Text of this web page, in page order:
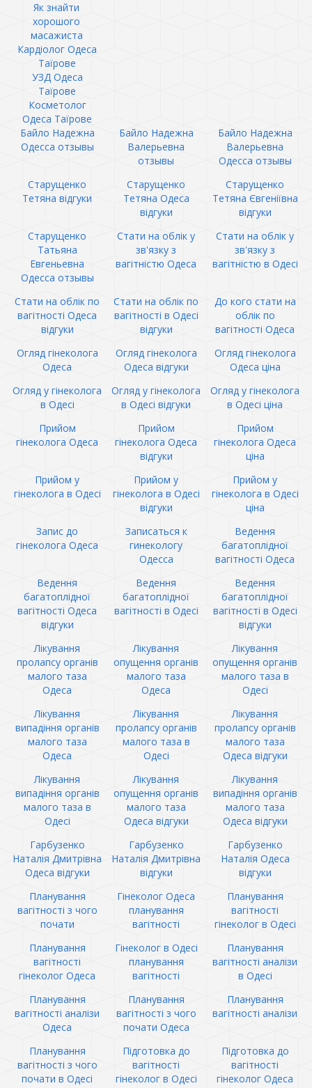
Як знайти
хорошого
масажиста
Кардіолог Одеса
Таїрове
УЗД Одеса
Таїрове
Косметолог
Одеса Таїрове
Байло Надежна
Одесса отзывы
Байло Надежна
Валерьевна
отзывы
Байло Надежна
Валерьевна
Одесса отзывы
Старущенко
Тетяна відгуки
Старущенко
Тетяна Одеса
відгуки
Старущенко
Тетяна Євгеніївна
відгуки
Старущенко
Татьяна
Евгеньевна
Одесса отзывы
Стати на облік у
зв'язку з
вагітністю Одеса
Стати на облік у
зв'язку з
вагітністю в Одесі
Стати на облік по
вагітності Одеса
відгуки
Стати на облік по
вагітності в Одесі
відгуки
До кого стати на
облік по
вагітності Одеса
Огляд гінеколога
Одеса
Огляд гінеколога
Одеса відгуки
Огляд гінеколога
Одеса ціна
Огляд у гінеколога
в Одесі
Огляд у гінеколога
в Одесі відгуки
Огляд у гінеколога
в Одесі ціна
Прийом
гінеколога Одеса
Прийом
гінеколога Одеса
відгуки
Прийом
гінеколога Одеса
ціна
Прийом у
гінеколога в Одесі
Прийом у
гінеколога в Одесі
відгуки
Прийом у
гінеколога в Одесі
ціна
Запис до
гінеколога Одеса
Записаться к
гинекологу
Одесса
Ведення
багатоплідної
вагітності Одеса
Ведення
багатоплідної
вагітності Одеса
відгуки
Ведення
багатоплідної
вагітності в Одесі
Ведення
багатоплідної
вагітності в Одесі
відгуки
Лікування
пролапсу органів
малого таза
Одеса
Лікування
опущення органів
малого таза
Одеса
Лікування
опущення органів
малого таза в
Одесі
Лікування
випадіння органів
малого таза
Одеса
Лікування
пролапсу органів
малого таза в
Одесі
Лікування
пролапсу органів
малого таза
Одеса відгуки
Лікування
випадіння органів
малого таза в
Одесі
Лікування
опущення органів
малого таза
Одеса відгуки
Лікування
випадіння органів
малого таза
Одеса відгуки
Гарбузенко
Наталія Дмитрівна
Одеса відгуки
Гарбузенко
Наталія Дмитрівна
відгуки
Гарбузенко
Наталія Одеса
відгуки
Планування
вагітності з чого
почати
Гінеколог Одеса
планування
вагітності
Планування
вагітності
гінеколог в Одесі
Планування
вагітності
гінеколог Одеса
Гінеколог в Одесі
планування
вагітності
Планування
вагітності аналізи
в Одесі
Планування
вагітності аналізи
Одеса
Планування
вагітності з чого
почати Одеса
Планування
вагітності аналізи
Планування
вагітності з чого
почати в Одесі
Підготовка до
вагітності
гінеколог в Одесі
Підготовка до
вагітності
гінеколог Одеса